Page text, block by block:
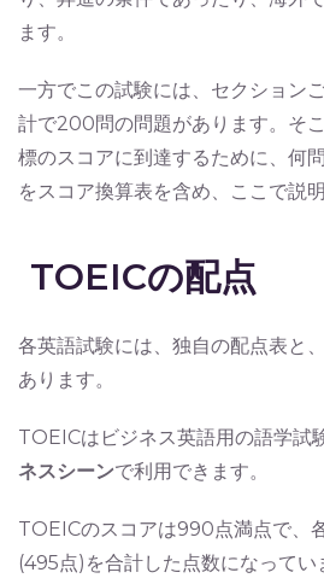
ます。
一方でこの試験には、セクション
計で200問の問題があります。そ
標のスコアに到達するために、何
をスコア換算表を含め、ここで説
TOEICの配点
各英語試験には、独自の配点表と
あります。
TOEICはビジネス英語用の語学試
ネスシーンで利用できます。
TOEICのスコアは990点満点で、
(495点)を合計した点数になってい